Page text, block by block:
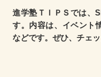
進学塾ＴＩＰＳでは、
す。内容は、イベント
などです。ぜひ、チェ